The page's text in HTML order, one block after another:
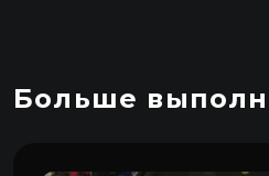
Больше